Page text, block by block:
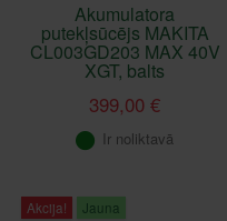
Akumulatora
putekļsūcējs MAKITA
CL003GD203 MAX 40V
XGT, balts
399,00 €
Ir noliktavā
Akcija! Jauna